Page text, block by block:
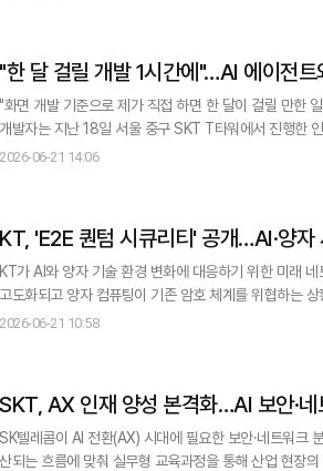
"한 달 걸릴 개발 1시간에"…AI 에이전
"화면 개발 기준으로 제가 직접 하면 한 달이 걸릴 만한 일을 인공지능
개발자는 지난 18일 서울 중구 SKT T타워에서 진행한
이 설명했다. 생성형 AI가 단순 업무 보조 도구를 넘어
2026-06-21 14:06
KT, 'E2E 퀀텀 시큐리티' 공개…AI·양자
KT가 AI와 양자 기술 환경 변화에 대응하기 위한 미래
고도화되고 양자 컴퓨팅이 기존 암호 체계를 위협하는
KT는 지난 19일 제주 해비치 호텔&리조트에서 열린 '한
2026-06-21 10:58
SKT, AX 인재 양성 본격화…AI 보안·
SK텔레콤이 AI 전환(AX) 시대에 필요한 보안·네트워크
산되는 흐름에 맞춰 실무형 교육과정을 통해 산업 현장의 AI 적용 역량을